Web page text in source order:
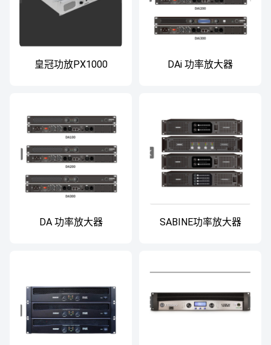
皇冠功放PX1000 DAi 功率放大器
DA 功率放大器 SABINE功率放大器